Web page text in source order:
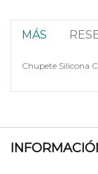
MÁS
Chupete Silicona